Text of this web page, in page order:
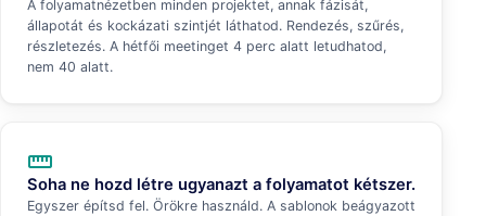
A folyamatnézetben minden projektet, annak fázisát,
állapotát és kockázati szintjét láthatod. Rendezés, szűrés,
részletezés. A hétfői meetinget 4 perc alatt letudhatod,
nem 40 alatt.
straighten
Soha ne hozd létre ugyanazt a folyamatot kétszer.
Egyszer építsd fel. Örökre használd. A sablonok beágyazott